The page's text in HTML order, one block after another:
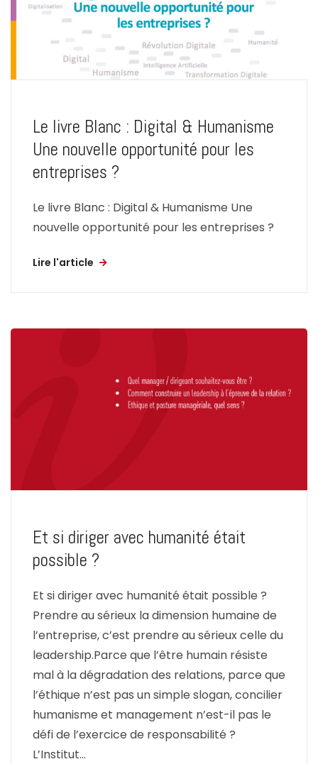
Le livre Blanc : Digital & Humanisme
Une nouvelle opportunité pour les
entreprises ?
Le livre Blanc : Digital & Humanisme Une
nouvelle opportunité pour les entreprises ?
Lire l'article
Et si diriger avec humanité était
possible ?
Et si diriger avec humanité était possible ?
Prendre au sérieux la dimension humaine de
l’entreprise, c’est prendre au sérieux celle du
leadership.Parce que l’être humain résiste
mal à la dégradation des relations, parce que
l’éthique n’est pas un simple slogan, concilier
humanisme et management n’est-il pas le
défi de l’exercice de responsabilité ?
L’Institut...